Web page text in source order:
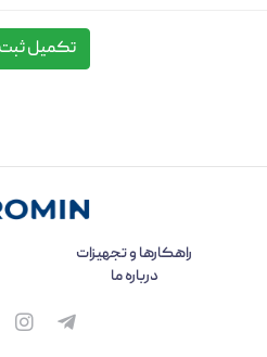
تکمیل
راهکارها و تجهیزات
درباره ما